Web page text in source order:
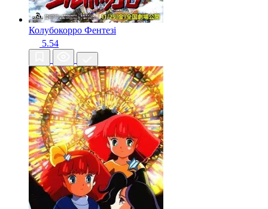
Колубокорро Фентезі
5.54